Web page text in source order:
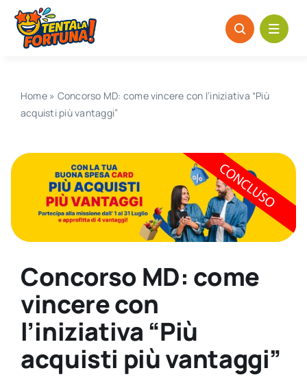
Salta
contenuto
Home» Concorso MD: come vincere con l’iniziativa “Più
acquisti più vantaggi”
Concorso MD: come
vincere con
l’iniziativa “Più
acquisti più vantaggi”